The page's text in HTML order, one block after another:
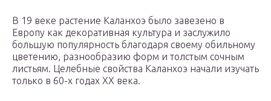
В 19 веке растение Каланхоэ было завезено в
Европу как декоративная культура и заслужило
большую популярность благодаря своему обильному
цветению, разнообразию форм и толстым сочным
листьям. Целебные свойства Каланхоэ начали изучать
только в 60-х годах ХХ века.